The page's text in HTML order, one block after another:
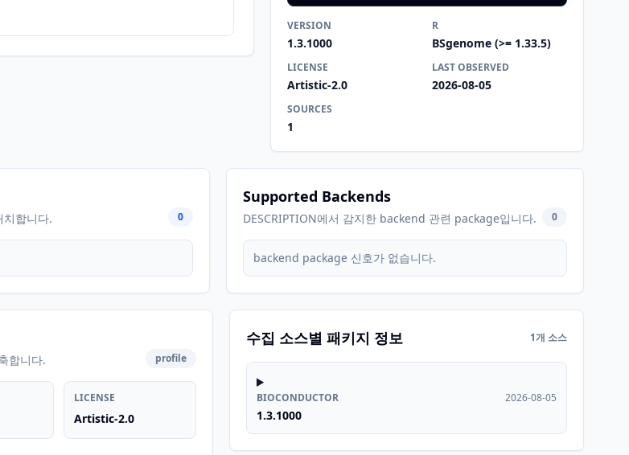
VERSION
1.3.1000
R
BSgenome (>= 1.33.5)
LICENSE
Artistic-2.0
LAST OBSERVED
2026-08-05
SOURCES
1
치합니다. 0
Supported Backends
DESCRIPTION에서 감지한 backend 관련 package입니다. 0
backend package 신호가 없습니다.
합니다. profile
LICENSE
Artistic-2.0
수집 소스별 패키지 정보 1개 소스
BIOCONDUCTOR
1.3.1000
2026-08-05